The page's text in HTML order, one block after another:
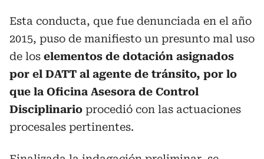
Esta conducta, que fue denunciada en el año
2015, puso de manifiesto un presunto mal uso
de los elementos de dotación asignados
por el DATT al agente de tránsito, por lo
que la Oficina Asesora de Control
Disciplinario procedió con las actuaciones
procesales pertinentes.